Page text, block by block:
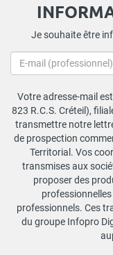
Je souhaite être
Votre adresse-mail
823 R.C.S. Créteil),
transmettre notre
de prospection
Territorial. Vos
transmises aux
proposer des
professionnels. Ces
du groupe Infopro